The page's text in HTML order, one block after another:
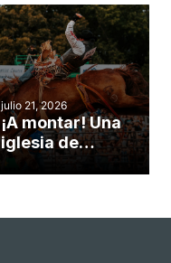
obra de Dios
durante la
Semana
ServeNC
julio 21, 2026
¡A montar! Una
iglesia de
rodeo anual en